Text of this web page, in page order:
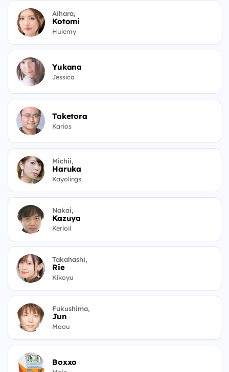
Aihara,
Kotomi
Hulemy
Yukana
Jessica
Taketora
Karios
Michii,
Haruka
Kayolings
Nakai,
Kazuya
Kerioil
Takahashi,
Rie
Kikoyu
Fukushima,
Jun
Maou
Boxxo